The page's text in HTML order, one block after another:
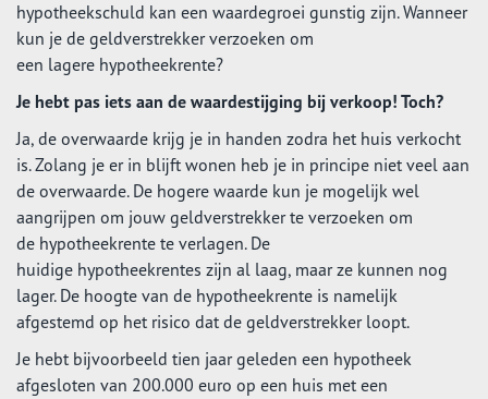
hypotheekschuld kan een waardegroei gunstig zijn. Wanneer
kun je de geldverstrekker verzoeken om
een lagere hypotheekrente?
Je hebt pas iets aan de waardestijging bij verkoop! Toch?
Ja, de overwaarde krijg je in handen zodra het huis verkocht
is. Zolang je er in blijft wonen heb je in principe niet veel aan
de overwaarde. De hogere waarde kun je mogelijk wel
aangrijpen om jouw geldverstrekker te verzoeken om
de hypotheekrente te verlagen. De
huidige hypotheekrentes zijn al laag, maar ze kunnen nog
lager. De hoogte van de hypotheekrente is namelijk
afgestemd op het risico dat de geldverstrekker loopt.
Je hebt bijvoorbeeld tien jaar geleden een hypotheek
afgesloten van 200.000 euro op een huis met een